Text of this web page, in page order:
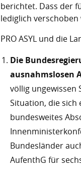
berichtet. Dass der
lediglich
PRO ASYL und die
Die
ausnahmslosen
völlig ungewissen
Situation, die sich
bundesweites
Bundesländer
AufenthG für